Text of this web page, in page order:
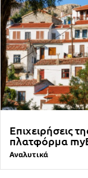
Επιχειρήσεις
πλατφόρμα
Αναλυτικά